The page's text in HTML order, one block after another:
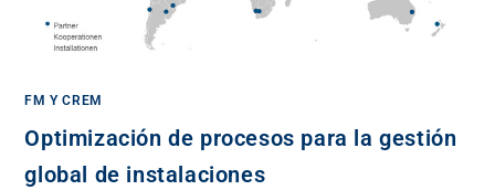
FM Y CREM
Optimización de procesos para la gestión
global de instalaciones